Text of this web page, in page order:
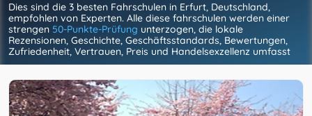
Dies sind die 3 besten Fahrschulen in Erfurt, Deutschland,
empfohlen von Experten. Alle diese fahrschulen werden einer
strengen 50-Punkte-Prüfung unterzogen, die lokale
Rezensionen, Geschichte, Geschäftsstandards, Bewertungen,
Zufriedenheit, Vertrauen, Preis und Handelsexzellenz umfasst